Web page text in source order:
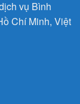
vụ Bình
Chí Minh, Việt